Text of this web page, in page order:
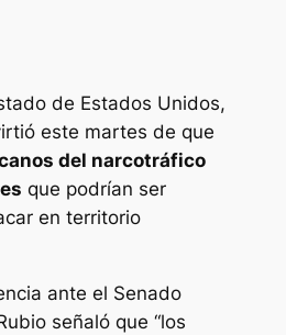
de Estados Unidos,
este martes de que
del narcotráfico
que podrían ser
en territorio
ante el Senado
señaló que “los